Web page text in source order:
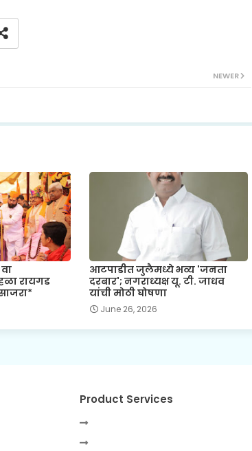
NEWER
रायगड
आटपाडीत जुलैमध्ये भव्य 'जनता
दरबार'; नगराध्यक्ष यू. टी. जाधव
यांची मोठी घोषणा
June 26, 2026
Product Services